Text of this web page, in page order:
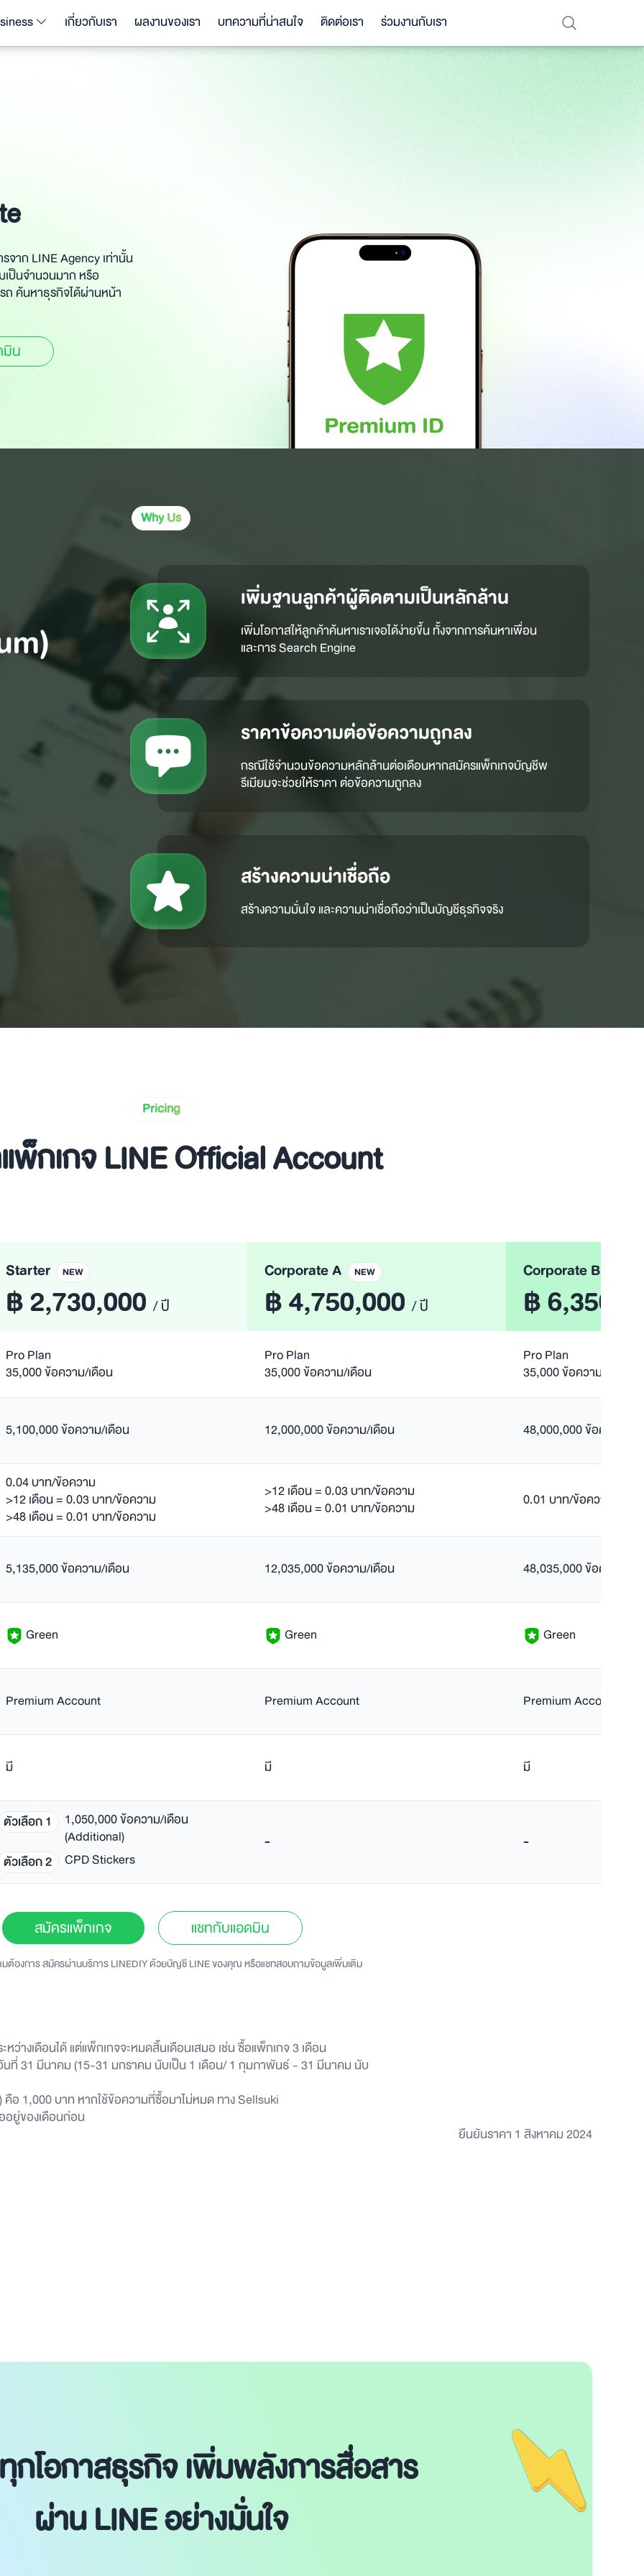
เกี่ยวกับเรา ผลงานของเรา บทความที่น่าสนใจ ติดต่อเรา ร่วมงานกับเรา
าก LINE Agency เท่านั้น
ป็นจำนวนมาก หรือ
ถ ค้นหาธุรกิจได้ผ่านหน้า
มิน
Why Us
เพิ่มฐานลูกค้าผู้ติดตามเป็นหลักล้าน
เพิ่มโอกาสให้ลูกค้าค้นหาเราเจอได้ง่ายขึ้น ทั้งจากการค้นหาเพื่อน
และการ Search Engine
ราคาข้อความต่อข้อความถูกลง
กรณีใช้จำนวนข้อความหลักล้านต่อเดือนหากสมัครแพ็กเกจบัญชีพ
รีเมียมจะช่วยให้ราคา ต่อข้อความถูกลง
สร้างความน่าเชื่อถือ
สร้างความมั่นใจ และความน่าเชื่อถือว่าเป็นบัญชีธุรกิจจริง
Pricing
พ็กเกจ LINE Official Account
Starter NEW
฿ 2,730,000 / ปี
Corporate A NEW
฿ 4,750,000 / ปี
Corporate B
฿
Pro Plan
35,000 ข้อความ/เดือน
Pro Plan
35,000 ข้อความ/เดือน
Pro Plan
35,000 ข้อความ/เดือน
5,100,000 ข้อความ/เดือน 12,000,000 ข้อความ/เดือน 48,000,000 ข้อความ/เ
0.04 บาท/ข้อความ
>12 เดือน = 0.03 บาท/ข้อความ
>48 เดือน = 0.01 บาท/ข้อความ
>12 เดือน = 0.03 บาท/ข้อความ
>48 เดือน = 0.01 บาท/ข้อความ
0.01 บาท/ข้อความ
5,135,000 ข้อความ/เดือน 12,035,000 ข้อความ/เดือน 48,035,000 ข้อความ/เ
Green Green Green
Premium Account Premium Account Premium Account
มี มี มี
ตัวเลือก 1
1,050,000 ข้อความ/เดือน
(Additional)
ตัวเลือก 2
CPD Stickers
- -
สมัครแพ็กเกจ แชทกับแอดมิน
ต้องการ สมัครผ่านบริการ LINEDIY ด้วยบัญชี LINE ของคุณ หรือแชทสอบถามข้อมูลเพิ่มเติม
ว่างเดือนได้ แต่แพ็กเกจจะหมดสิ้นเดือนเสมอ เช่น ซื้อแพ็กเกจ 3 เดือน
นที่ 31 มีนาคม (15-31 มกราคม นับเป็น 1 เดือน/ 1 กุมภาพันธ์ - 31 มีนาคม นับ
อ 1,000 บาท หากใช้ข้อความที่ซื้อมาไม่หมด ทาง Sellsuki
อยู่ของเดือนก่อน
ยืนยันราคา 1 สิงหาคม 2024
กโอกาสธุรกิจ เพิ่มพลังการสื่อสาร
ผ่าน LINE อย่างมั่นใจ